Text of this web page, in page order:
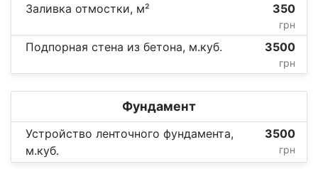
Заливка отмостки, м² 350
грн
Подпорная стена из бетона, м.куб. 3500
грн
Фундамент
Устройство ленточного фундамента,
м.куб.
3500
грн